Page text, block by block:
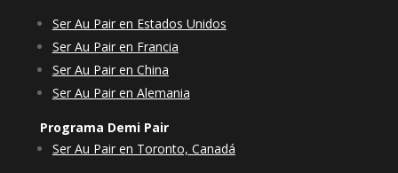
Ser Au Pair en Estados Unidos
Ser Au Pair en Francia
Ser Au Pair en China
Ser Au Pair en Alemania
Programa Demi Pair
Ser Au Pair en Toronto, Canadá